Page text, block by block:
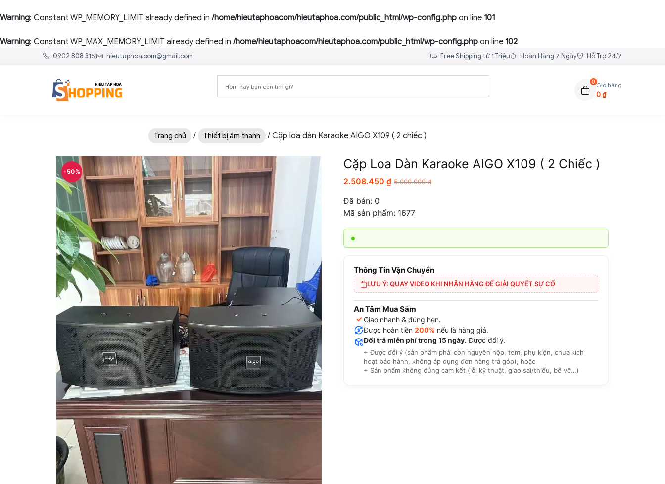
Warning: Constant WP_MEMORY_LIMIT already defined in /home/hieutaphoacom/hieutaphoa.com/public_html/wp-config.php on line 101
Warning: Constant WP_MAX_MEMORY_LIMIT already defined in /home/hieutaphoacom/hieutaphoa.com/public_html/wp-config.php on line 102
0902 808 315| hieutaphoa.com@gmail.com Free Shipping từ 1 Triệu Hoàn Hàng 7 Ngày Hỗ Trợ 24/7
0Giỏ hàng
0₫
Trang chủ / Thiết bị âm thanh / Cặp loa dàn Karaoke AIGO X109 ( 2 chiếc )
-50%
Cặp Loa Dàn Karaoke AIGO X109 ( 2 Chiếc )
2.508.450₫ 5.000.000₫
Đã bán: 0
Mã sản phẩm: 1677
Thông Tin Vận Chuyển
LƯU Ý: QUAY VIDEO KHI NHẬN HÀNG ĐỂ GIẢI QUYẾT SỰ CỐ
An Tâm Mua Sắm
✓ Giao nhanh & đúng hẹn.
Được hoàn tiền200% nếu là hàng giả.
Đổi trả miễn phí trong 15 ngày. Được đổi ý.
+ Được đổi ý (sản phẩm phải còn nguyên hộp, tem, phụ kiện, chưa kích
hoạt bảo hành, không áp dụng đơn hàng trả góp), hoặc
+ Sản phẩm không đúng cam kết (lỗi kỹ thuật, giao sai/thiếu, bể vỡ…)